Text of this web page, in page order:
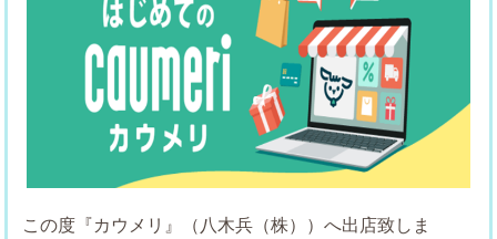
この度『カウメリ』（八木兵（株））へ出店致しま